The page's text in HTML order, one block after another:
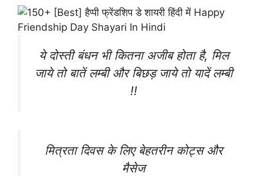
ये दोस्ती बंधन भी कितना अजीब होता है, मिल
जाये तो बातें लम्बी और बिछड़ जाये तो यादें लम्बी
!!
मित्रता दिवस के लिए बेहतरीन कोट्स और
मैसेज